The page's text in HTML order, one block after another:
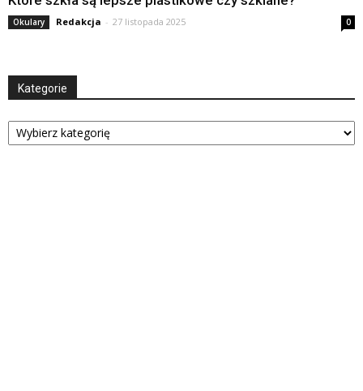
Okulary Redakcja - 27 listopada 2025 0
Kategorie
Kategorie